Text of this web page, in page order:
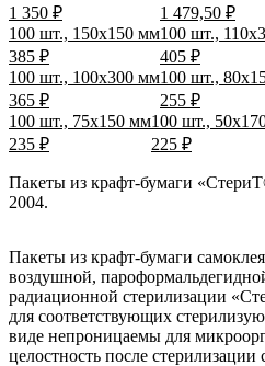
1 350 ₽
1 479,50 ₽
100 шт., 150х150 мм
385 ₽
100 шт.,
405 ₽
100 шт., 100х300 мм
365 ₽
100 шт.,
255 ₽
100 шт., 75х150 мм
235 ₽
100 шт.,
225 ₽
Пакеты из крафт-бумаги
2004.
Пакеты из крафт-бумаги
воздушной,
радиационной стерилизации
для соответствующих
виде непроницаемы для
целостность после